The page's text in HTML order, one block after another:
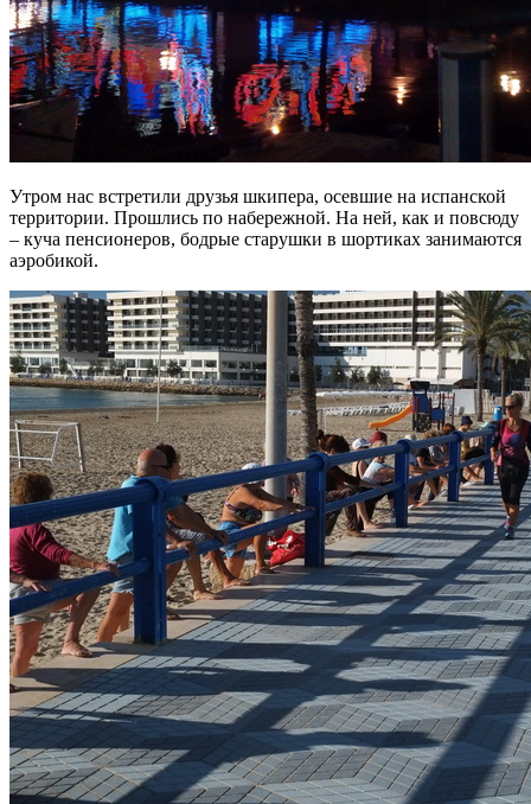
Утром нас встретили друзья шкипера, осевшие на испанской
территории. Прошлись по набережной. На ней, как и повсюду
– куча пенсионеров, бодрые старушки в шортиках занимаются
аэробикой.